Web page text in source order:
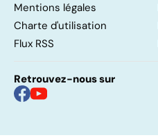
Mentions légales
Charte d'utilisation
Flux RSS
Retrouvez-nous sur